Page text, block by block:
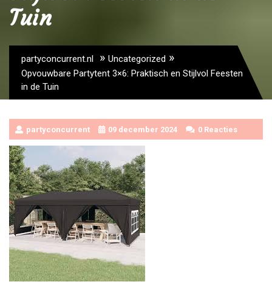
Tuin
partyconcurrent.nl » Uncategorized »
Opvouwbare Partytent 3×6: Praktisch en Stijlvol Feesten
in de Tuin
partyconcurrent 09 december 2024 0 Reacties